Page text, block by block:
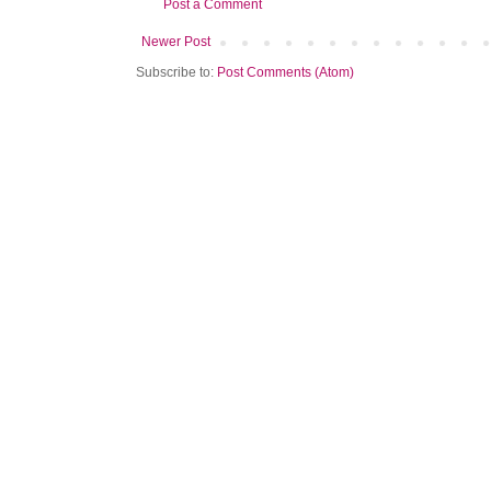
Post a Comment
Newer Post
Subscribe to: Post Comments (Atom)